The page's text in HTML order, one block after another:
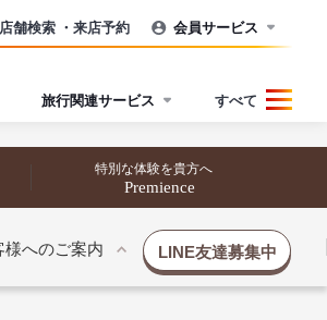
店舗検索 ・来店予約 会員サービス
旅行関連サービス すべて
特別な体験を貴方へ
Premience
様へのご案内 LINE友達募集中